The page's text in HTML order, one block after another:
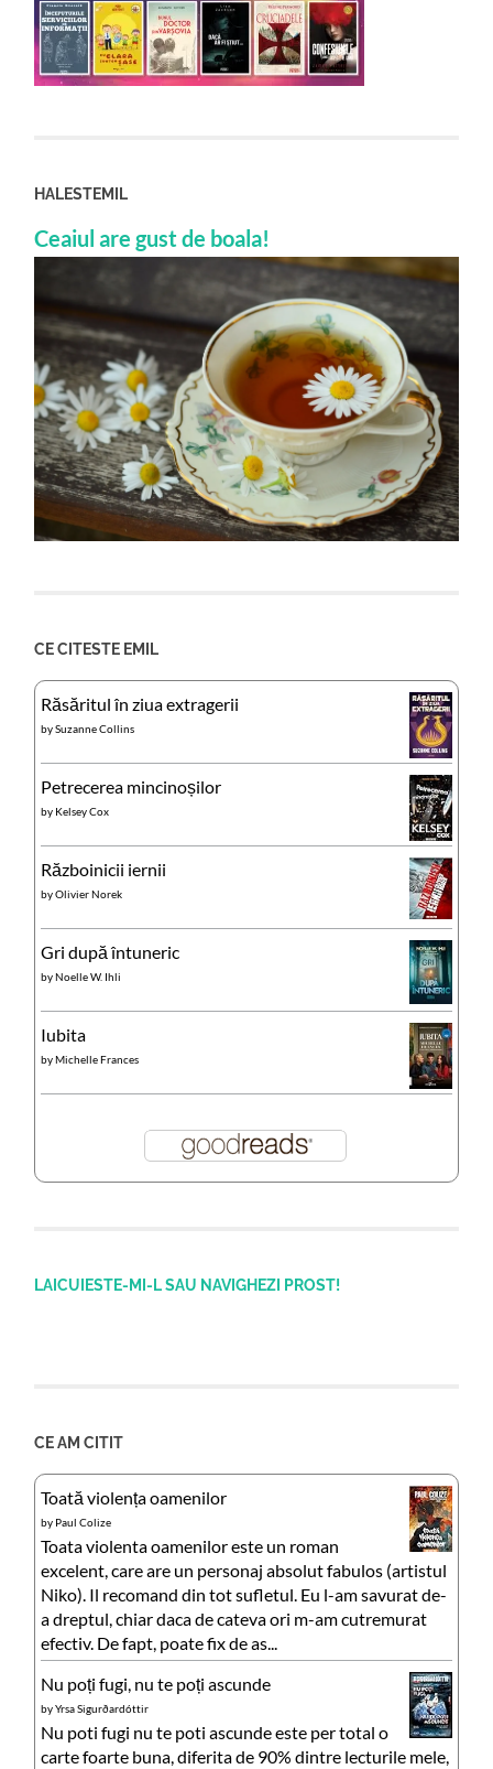
HALESTEMIL
Ceaiul are gust de boala!
CE CITESTE EMIL
Răsăritul în ziua extragerii
bySuzanne Collins
Petrecerea mincinoșilor
by Kelsey Cox
Războinicii iernii
byOlivier Norek
Gri după întuneric
byNoelle W. Ihli
Iubita
byMichelle Frances
LAICUIESTE-MI-L SAU NAVIGHEZI PROST!
CE AM CITIT
Toată violența oamenilor
by Paul Colize
Toata violenta oamenilor este un roman
excelent, care are un personaj absolut fabulos (artistul
Niko). Il recomand din tot sufletul. Eu l-am savurat de-
a dreptul, chiar daca de cateva ori m-am cutremurat
efectiv. De fapt, poate fix de as...
Nu poți fugi, nu te poți ascunde
byYrsa Sigurðardóttir
Nu poti fugi nu te poti ascunde este per total o
carte foarte buna, diferita de 90% dintre lecturile mele,